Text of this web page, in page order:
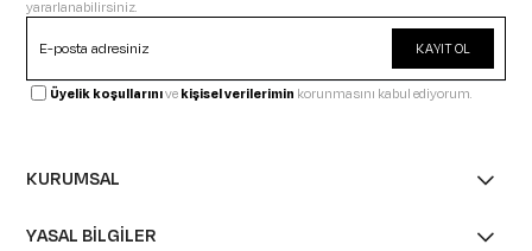
yararlanabilirsiniz.
KAYIT OL
Üyelik koşullarınıvekişisel verilerimin korunmasını kabul ediyorum.
KURUMSAL
YASAL BİLGİLER